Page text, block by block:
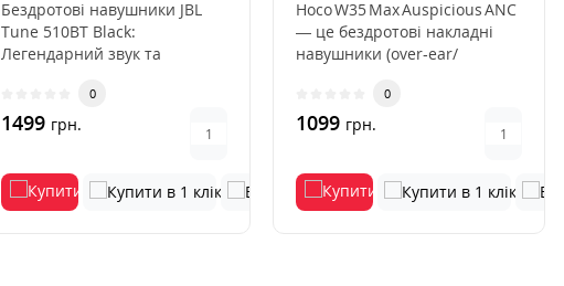
Бездротові навушники JBL
Tune 510BT Black:
Легендарний звук та
Tune 510BT..
0
1499 грн.
Hoco W35 Max Auspicious ANC
— це бездротові накладні
навушники (over‑ear/
0
1099 грн.